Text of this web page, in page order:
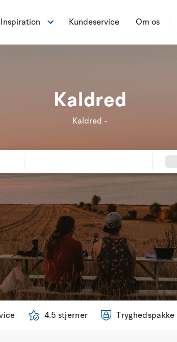
Inspiration Kundeservice Om os
Kaldred
Kaldred -
4.5 stjerner Tryghedspakke